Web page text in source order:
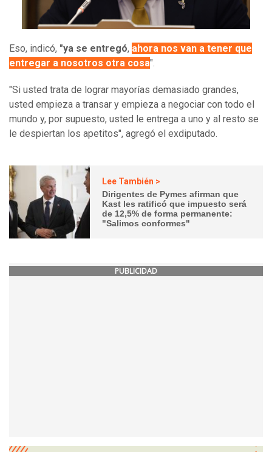
Eso, indicó, "ya se entregó, ahora nos van a tener que
entregar a nosotros otra cosa".
"Si usted trata de lograr mayorías demasiado grandes,
usted empieza a transar y empieza a negociar con todo el
mundo y, por supuesto, usted le entrega a uno y al resto se
le despiertan los apetitos", agregó el exdiputado.
Lee También >
Dirigentes de Pymes afirman que
Kast les ratificó que impuesto será
de 12,5% de forma permanente:
"Salimos conformes"
PUBLICIDAD